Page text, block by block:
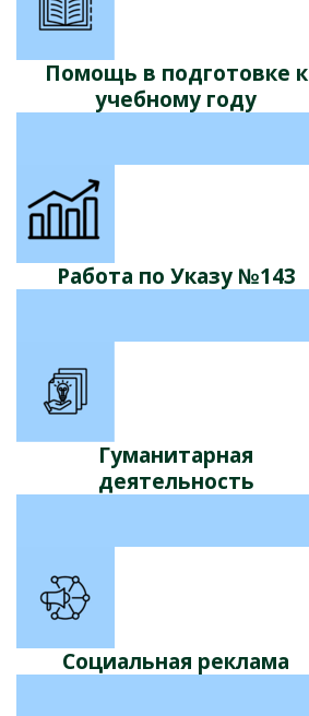
Помощь в подготовке к
учебному году
Работа по Указу №143
Гуманитарная
деятельность
Социальная реклама